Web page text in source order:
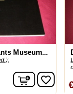
Museum...
Infavorite_border